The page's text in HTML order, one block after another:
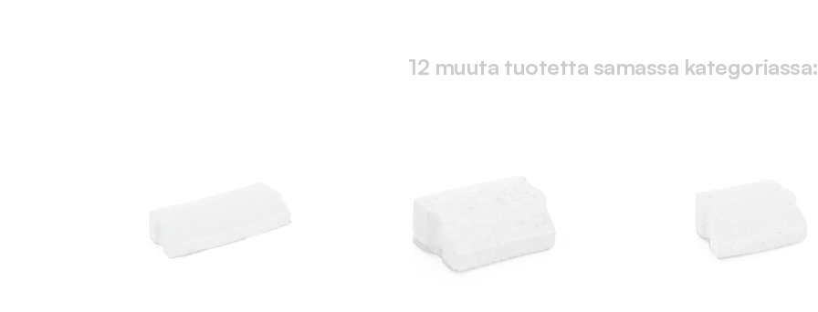
12 muuta tuotetta samassa kategoriassa: